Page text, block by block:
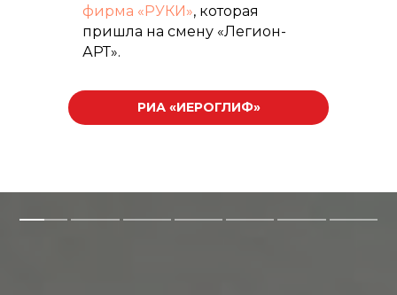
фирма «РУКИ», которая
пришла на смену «Легион-
АРТ».
РИА «ИЕРОГЛИФ»